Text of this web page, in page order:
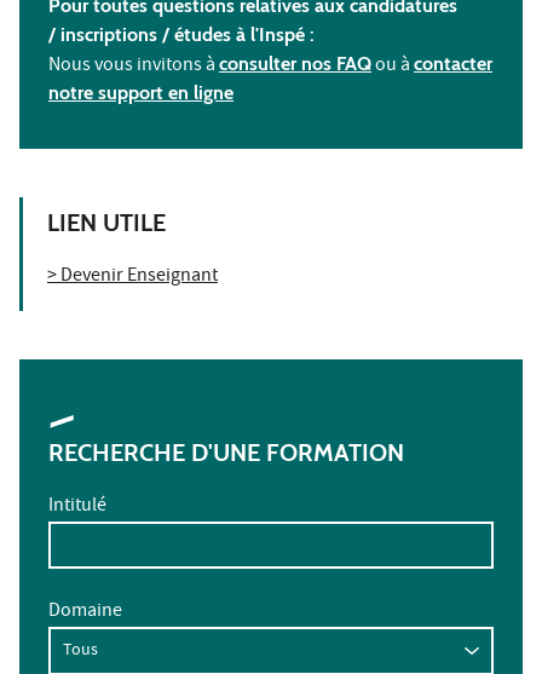
Pour toutes questions relatives aux candidatures
/ inscriptions / études à l'Inspé :
Nous vous invitons à consulter nos FAQou à contacter
notre support en ligne
LIEN UTILE
> Devenir Enseignant
RECHERCHE D'UNE FORMATION
Intitulé
Domaine